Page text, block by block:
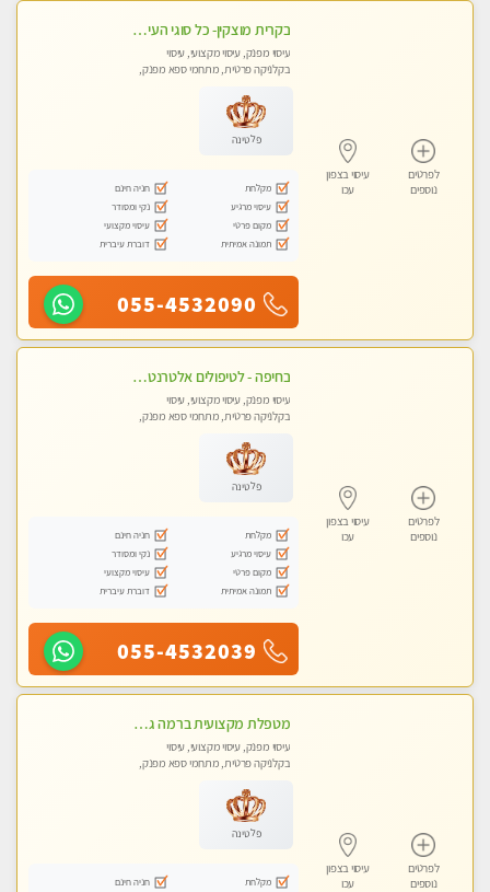
לפרטים
נוספים
עיסוי בצפון
עכו
בקרית מוצקין- כל סוגי העיסויים מעסה מקצועית ואיכותית פרטי!!! -ללא מין !
עיסוי מפנק, עיסוי מקצועי, עיסוי
בקלניקה פרטית, מתחמי ספא מפנק,
פלטינה
מקלחת
חניה חינם
עיסוי מרגיע
נקי ומסודר
מקום פרטי
עיסוי מקצועי
תמונה אמיתית
דוברת עיברית
055-4532090
לפרטים
נוספים
עיסוי בצפון
עכו
בחיפה - לטיפולים אלטרנטיביים לעיסוי מרגיע ומפנק VIP-מומלץ לחלוטין! פרטי! ​​​​​​ Highly recommended-לקביעת תור נא להתקשר ....
עיסוי מפנק, עיסוי מקצועי, עיסוי
בקלניקה פרטית, מתחמי ספא מפנק,
פלטינה
מקלחת
חניה חינם
עיסוי מרגיע
נקי ומסודר
מקום פרטי
עיסוי מקצועי
תמונה אמיתית
דוברת עיברית
055-4532039
לפרטים
נוספים
עיסוי בצפון
עכו
מטפלת מקצועית ברמה גבוהה מומלץ מאוד !!! . . highly recommended -אין פרטים נוספים במקום -ללא מין !!
עיסוי מפנק, עיסוי מקצועי, עיסוי
בקלניקה פרטית, מתחמי ספא מפנק,
פלטינה
מקלחת
חניה חינם